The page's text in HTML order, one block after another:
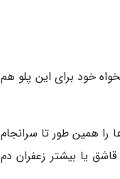
خود برای این پلو هم
را همین طور تا سرانجام
و تا زمانی که برنج و مواد میانی آن تمام شوند، تکرار کنید. لایه آخر باید برنج باشد. روی برنج 1 قاشق یا بیشتر زعفران دم